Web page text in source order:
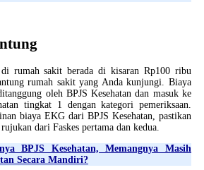
rumah sakit berada di kisaran Rp100 ribu
rumah sakit yang Anda kunjungi. Biaya
oleh BPJS Kesehatan dan masuk ke
tingkat 1 dengan kategori pemeriksaan.
biaya EKG dari BPJS Kesehatan, pastikan
dari Faskes pertama dan kedua.
BPJS Kesehatan, Memangnya Masih
Secara Mandiri?